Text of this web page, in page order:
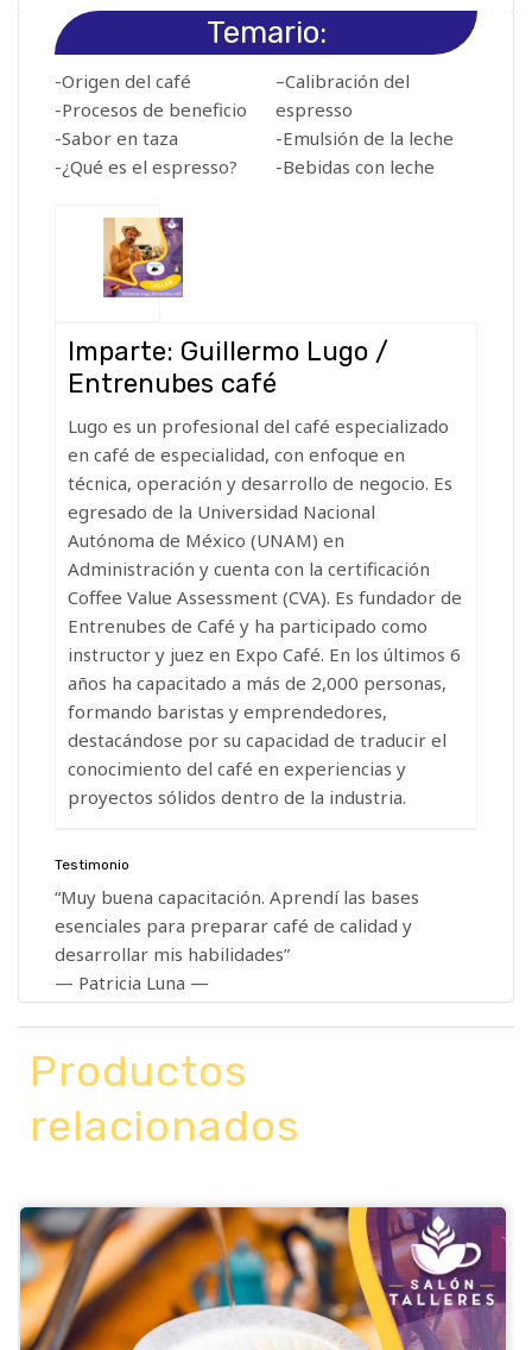
Temario:
-Origen del café
-Procesos de beneficio
-Sabor en taza
-¿Qué es el espresso?
–Calibración del
espresso
-Emulsión de la leche
-Bebidas con leche
Imparte: Guillermo Lugo /
Entrenubes café
Lugo es un profesional del café especializado
en café de especialidad, con enfoque en
técnica, operación y desarrollo de negocio. Es
egresado de la Universidad Nacional
Autónoma de México (UNAM) en
Administración y cuenta con la certificación
Coffee Value Assessment (CVA). Es fundador de
Entrenubes de Café y ha participado como
instructor y juez en Expo Café. En los últimos 6
años ha capacitado a más de 2,000 personas,
formando baristas y emprendedores,
destacándose por su capacidad de traducir el
conocimiento del café en experiencias y
proyectos sólidos dentro de la industria.
Testimonio
“Muy buena capacitación. Aprendí las bases
esenciales para preparar café de calidad y
desarrollar mis habilidades”
— Patricia Luna —
Productos
relacionados